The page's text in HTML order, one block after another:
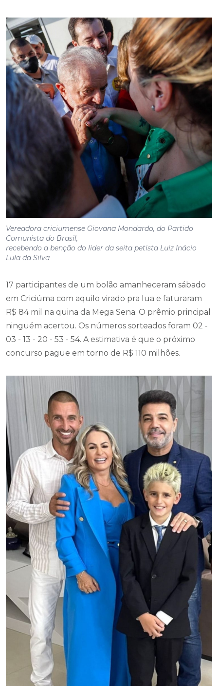
Vereadora criciumense Giovana Mondardo, do Partido
Comunista do Brasil,
recebendo a benção do lider da seita petista Luiz Inácio
Lula da Silva
17 participantes de um bolão amanheceram sábado
R$ 84 mil na quina da Mega Sena. O prêmio principal
ninguém acertou. Os números sorteados foram 02 -
03 - 13 - 20 - 53 - 54. A estimativa é que o próximo
concurso pague em torno de R$ 110 milhões.